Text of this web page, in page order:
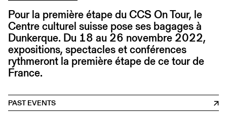
Pour la première étape du CCS On Tour, le
Centre culturel suisse pose ses bagages à
Dunkerque. Du 18 au 26 novembre 2022,
expositions, spectacles et conférences
rythmeront la première étape de ce tour de
France.
PAST EVENTS